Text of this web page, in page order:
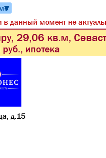
▼
в данный момент не
29,06 кв.м,
ипотека
д.15